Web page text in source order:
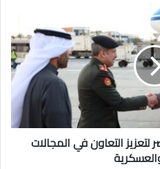
التعاون في المجالات